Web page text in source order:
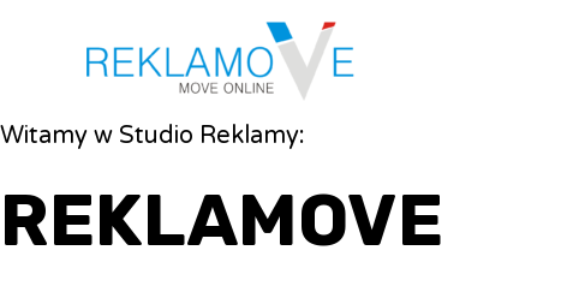
Witamy w Studio Reklamy:
REKLAMOVE